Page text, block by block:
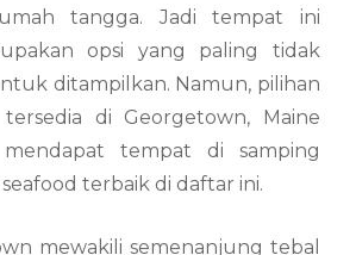
tangga. Jadi tempat ini
opsi yang paling tidak
ditampilkan. Namun, pilihan
di Georgetown, Maine
tempat di samping
terbaik di daftar ini.
mewakili semenanjung tebal